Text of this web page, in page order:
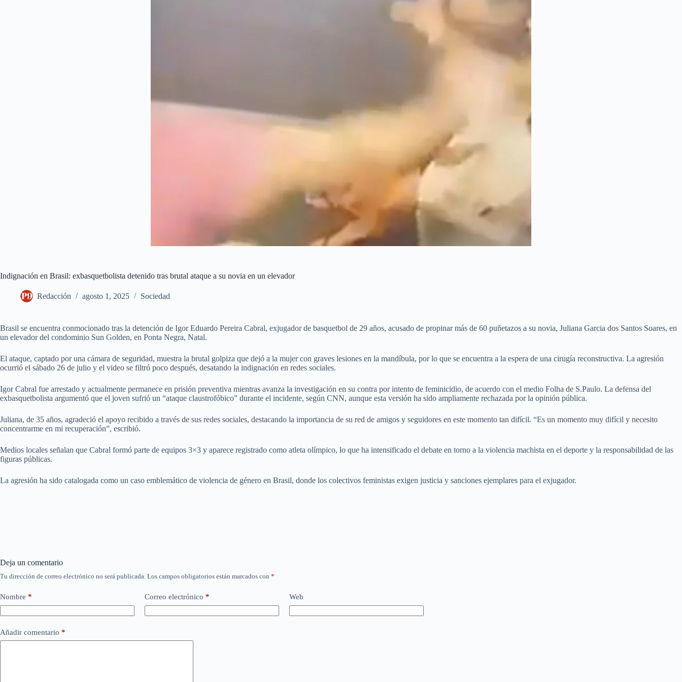
Indignación en Brasil: exbasquetbolista detenido tras brutal ataque a su novia en un elevador
Redacción agosto 1, 2025 Sociedad
Brasil se encuentra conmocionado tras la detención de Igor Eduardo Pereira Cabral, exjugador de basquetbol de 29 años, acusado de propinar más de 60 puñetazos a su novia, Juliana Garcia dos Santos Soares, en
un elevador del condominio Sun Golden, en Ponta Negra, Natal.
El ataque, captado por una cámara de seguridad, muestra la brutal golpiza que dejó a la mujer con graves lesiones en la mandíbula, por lo que se encuentra a la espera de una cirugía reconstructiva. La agresión
ocurrió el sábado 26 de julio y el video se filtró poco después, desatando la indignación en redes sociales.
Igor Cabral fue arrestado y actualmente permanece en prisión preventiva mientras avanza la investigación en su contra por intento de feminicidio, de acuerdo con el medio Folha de S.Paulo. La defensa del
exbasquetbolista argumentó que el joven sufrió un “ataque claustrofóbico” durante el incidente, según CNN, aunque esta versión ha sido ampliamente rechazada por la opinión pública.
Juliana, de 35 años, agradeció el apoyo recibido a través de sus redes sociales, destacando la importancia de su red de amigos y seguidores en este momento tan difícil. “Es un momento muy difícil y necesito
concentrarme en mi recuperación”, escribió.
Medios locales señalan que Cabral formó parte de equipos 3×3 y aparece registrado como atleta olímpico, lo que ha intensificado el debate en torno a la violencia machista en el deporte y la responsabilidad de las
figuras públicas.
La agresión ha sido catalogada como un caso emblemático de violencia de género en Brasil, donde los colectivos feministas exigen justicia y sanciones ejemplares para el exjugador.
Deja un comentario
Tu dirección de correo electrónico no será publicada. Los campos obligatorios están marcados con *
Nombre * Correo electrónico * Web
Añadir comentario *